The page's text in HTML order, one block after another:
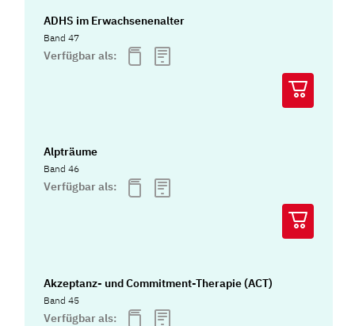
ADHS im Erwachsenenalter
Band 47
Verfügbar als:
Alpträume
Band 46
Verfügbar als:
Akzeptanz- und Commitment-Therapie (ACT)
Band 45
Verfügbar als: